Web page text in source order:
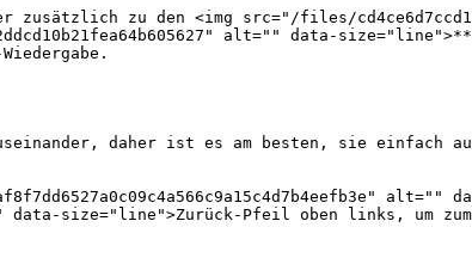
zu den <img src="/files/
alt="" data-
daher ist es am besten, sie einfach
data-size="line">Zurück-Pfeil oben links, um zum